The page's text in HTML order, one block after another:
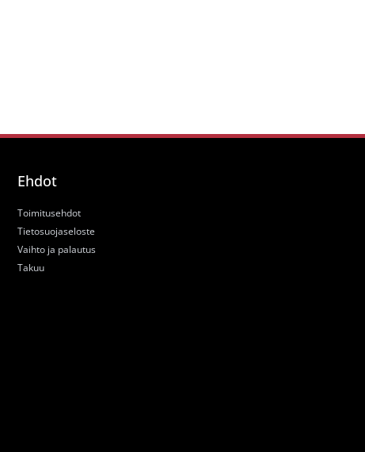
Ehdot
Toimitusehdot
Tietosuojaseloste
Vaihto ja palautus
Takuu